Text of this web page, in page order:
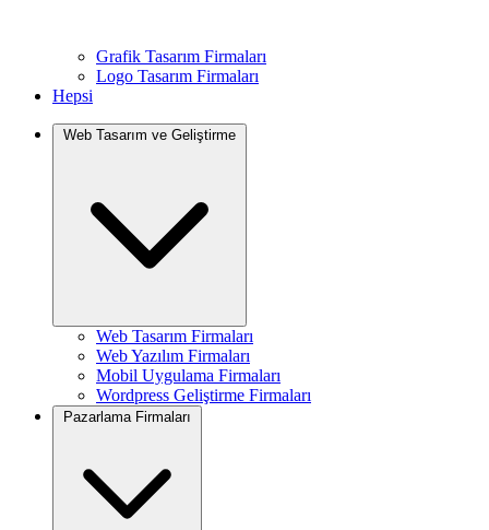
Grafik Tasarım Firmaları
Logo Tasarım Firmaları
Hepsi
Web Tasarım ve Geliştirme
Web Tasarım Firmaları
Web Yazılım Firmaları
Mobil Uygulama Firmaları
Wordpress Geliştirme Firmaları
Pazarlama Firmaları